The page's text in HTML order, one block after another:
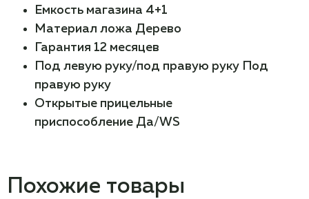
Емкость магазина 4+1
Материал ложа Дерево
Гарантия 12 месяцев
Под левую руку/под правую руку Под
правую руку
Открытые прицельные
приспособление Да/WS
Похожие товары